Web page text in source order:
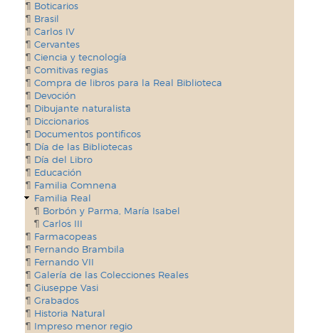
Boticarios
Brasil
Carlos IV
Cervantes
Ciencia y tecnología
Comitivas regias
Compra de libros para la Real Biblioteca
Devoción
Dibujante naturalista
Diccionarios
Documentos pontificos
Día de las Bibliotecas
Día del Libro
Educación
Familia Comnena
Familia Real
Borbón y Parma, María Isabel
Carlos III
Farmacopeas
Fernando Brambila
Fernando VII
Galería de las Colecciones Reales
Giuseppe Vasi
Grabados
Historia Natural
Impreso menor regio